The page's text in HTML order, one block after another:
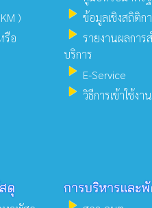
)
รือ
play_arrow ข้อมูลเชิงสถิติก
play_arrow รายงานผลการ
บริการ
play_arrow E-Service
play_arrow วิธีการเข้าใช้ง
ดุ การบริหารและ